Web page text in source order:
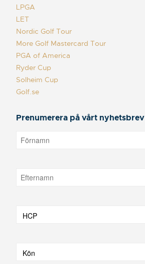
LPGA
LET
Nordic Golf Tour
More Golf Mastercard Tour
PGA of America
Ryder Cup
Solheim Cup
Golf.se
Prenumerera på vårt nyhetsbrev